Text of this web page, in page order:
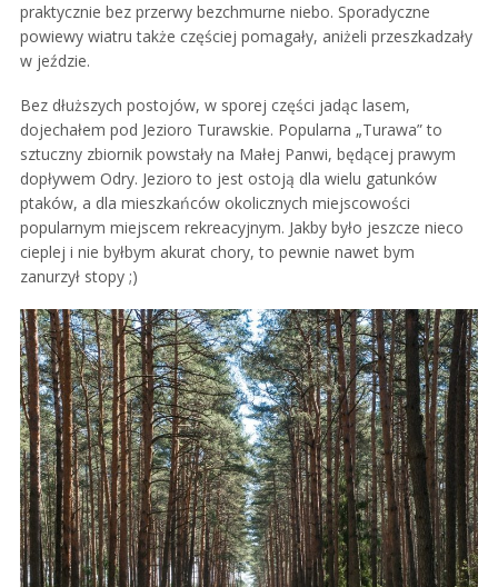
praktycznie bez przerwy bezchmurne niebo. Sporadyczne
powiewy wiatru także częściej pomagały, aniżeli przeszkadzały
w jeździe.
Bez dłuższych postojów, w sporej części jadąc lasem,
dojechałem pod Jezioro Turawskie. Popularna „Turawa” to
sztuczny zbiornik powstały na Małej Panwi, będącej prawym
dopływem Odry. Jezioro to jest ostoją dla wielu gatunków
ptaków, a dla mieszkańców okolicznych miejscowości
popularnym miejscem rekreacyjnym. Jakby było jeszcze nieco
cieplej i nie byłbym akurat chory, to pewnie nawet bym
zanurzył stopy ;)